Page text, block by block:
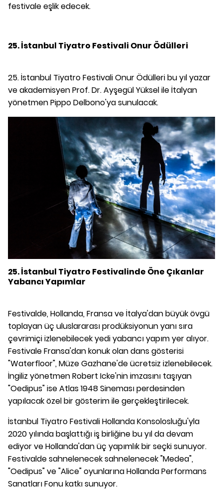
festivale eşlik edecek.
25. İstanbul Tiyatro Festivali Onur Ödülleri
25. İstanbul Tiyatro Festivali Onur Ödülleri bu yıl yazar
ve akademisyen Prof. Dr. Ayşegül Yüksel ile İtalyan
yönetmen Pippo Delbono'ya sunulacak.
25. İstanbul Tiyatro Festivalinde Öne Çıkanlar
Yabancı Yapımlar
Festivalde, Hollanda, Fransa ve İtalya'dan büyük övgü
toplayan üç uluslararası prodüksiyonun yanı sıra
çevrimiçi izlenebilecek yedi yabancı yapım yer alıyor.
Festivale Fransa'dan konuk olan dans gösterisi
"Waterfloor", Müze Gazhane'de ücretsiz izlenebilecek.
İngiliz yönetmen Robert Icke'nin imzasını taşıyan
"Oedipus" ise Atlas 1948 Sineması perdesinden
yapılacak özel bir gösterim ile gerçekleştirilecek.
İstanbul Tiyatro Festivali Hollanda Konsolosluğu'yla
2020 yılında başlattığı iş birliğine bu yıl da devam
ediyor ve Hollanda'dan üç yapımlık bir seçki sunuyor.
Festivalde sahnelenecek sahnelenecek "Medea",
"Oedipus" ve "Alice" oyunlarına Hollanda Performans
Sanatları Fonu katkı sunuyor.